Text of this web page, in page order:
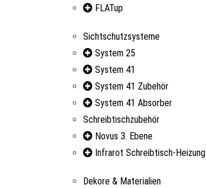
FLATup
Sichtschutzsysteme
System 25
System 41
System 41 Zubehör
System 41 Absorber
Schreibtischzubehör
Novus 3. Ebene
Infrarot Schreibtisch-Heizung
Dekore & Materialien